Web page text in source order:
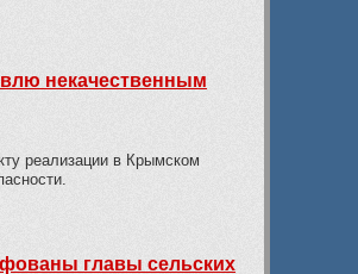
некачественным
реализации в Крымском
главы сельских